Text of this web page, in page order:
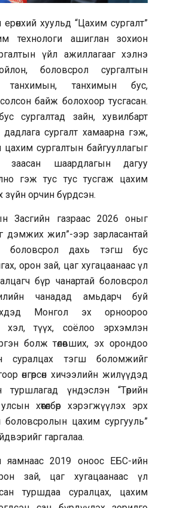
хуульд “Цахим сургалт”
технологи ашиглан зохион
үйл ажиллагааг хэлнэ
боловсрол сургалтын
танхимын бус,
байж болохоор тусгасан.
сургалтад зайн, хувилбарт
сургалт хамаарна гэж,
сургалтын байгууллагыг
заасан шаардлагын дагуу
гэж тус тус тусгаж цахим
зүйн орчин бүрдсэн.
Засгийн газраас 2026 оныг
дэмжих жил”-ээр зарласантай
боловсрол дахь тэгш бус
орон зай, цаг хугацаанаас үл
бүр чанартай боловсрол
чанадад амьдарч буй
Монгол эх орноороо
хэл, түүх, соёлоо эрхэмлэн
болж төлөвших, эх орондоо
суралцах тэгш боломжийг
өнгөрсөн хичээлийн жилүүдэд
туршлагад үндэслэн “Төрийн
хөтөлбөр хэрэгжүүлэх эрх
боловсролын цахим сургууль”
гаргалаа.
яамнаас 2019 оноос ЕБС-ийн
зай, цаг хугацаанаас үл
туршдаа суралцах, цахим